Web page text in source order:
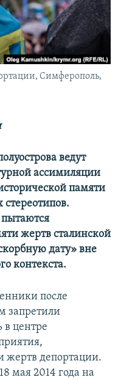
Симферополь,
ведут
ассимиляции
памяти
жертв сталинской
дату» вне
контекста.
после
запретили
центре
жертв депортации.
мая 2014 года на